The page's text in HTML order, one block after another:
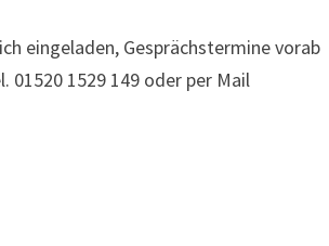
eingeladen, Gesprächstermine vorab
1529 149 oder per Mail